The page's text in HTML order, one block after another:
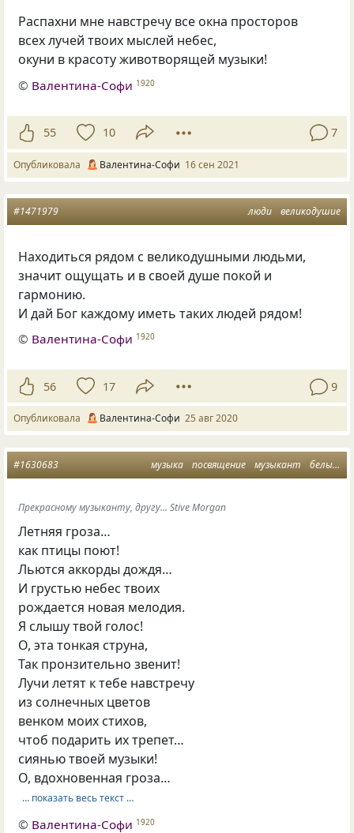
Распахни мне навстречу все окна просторов
всех лучей твоих мыслей небес,
окуни в красоту животворящей музыки!
© Валентина-Софи 1920
55 10 7
Опубликовала Валентина-Софи 16 сен 2021
люди великодушие
#1471979
Находиться рядом с великодушными людьми,
значит ощущать и в своей душе покой и
гармонию.
И дай Бог каждому иметь таких людей рядом!
© Валентина-Софи 1920
56 17 9
Опубликовала Валентина-Софи 25 авг 2020
музыка посвящение музыкант белый стих
#1630683
Прекрасному музыканту, другу... Stive Morgan
Летняя гроза…
как птицы поют!
Льются аккорды дождя…
И грустью небес твоих
рождается новая мелодия.
Я слышу твой голос!
О, эта тонкая струна,
Так пронзительно звенит!
Лучи летят к тебе навстречу
из солнечных цветов
венком моих стихов,
чтоб подарить их трепет…
сиянью твоей музыки!
О, вдохновенная гроза…
… показать весь текст …
© Валентина-Софи 1920